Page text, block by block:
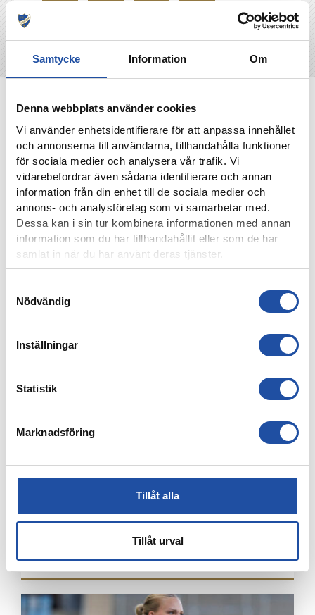
Samtycke Information Om
Denna webbplats använder cookies
Vi använder enhetsidentifierare för att anpassa innehållet
och annonserna till användarna, tillhandahålla funktioner
för sociala medier och analysera vår trafik. Vi
vidarebefordrar även sådana identifierare och annan
information från din enhet till de sociala medier och
annons- och analysföretag som vi samarbetar med.
Dessa kan i sin tur kombinera informationen med annan
information som du har tillhandahållit eller som de har
samlat in när du har använt deras tjänster.
Nödvändig
Inställningar
Statistik
Marknadsföring
Tillåt alla
Tillåt urval
NYHETER